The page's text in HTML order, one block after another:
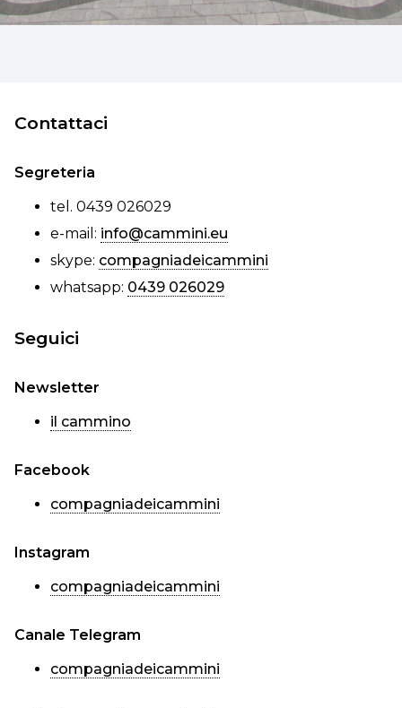
Contattaci
Segreteria
tel. 0439 026029
e-mail: info@cammini.eu
skype: compagniadeicammini
whatsapp: 0439 026029
Seguici
Newsletter
il cammino
Facebook
compagniadeicammini
Instagram
compagniadeicammini
Canale Telegram
compagniadeicammini